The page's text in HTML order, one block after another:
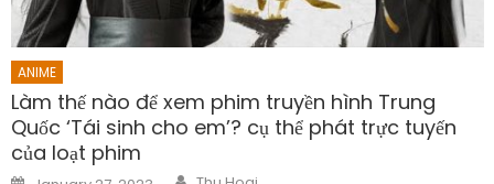
ANIME
Làm thế nào để xem phim truyền hình Trung
Quốc ‘Tái sinh cho em’? cụ thể phát trực tuyến
của loạt phim
Posted Author